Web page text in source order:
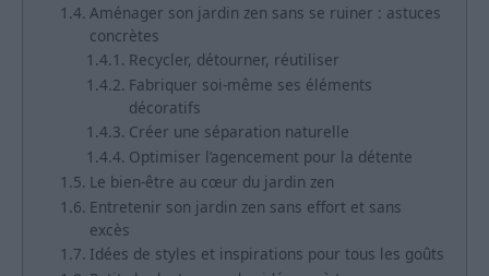
Aménager son jardin zen sans se ruiner : astuces
concrètes
Recycler, détourner, réutiliser
Fabriquer soi-même ses éléments
décoratifs
Créer une séparation naturelle
Optimiser l’agencement pour la détente
Le bien-être au cœur du jardin zen
Entretenir son jardin zen sans effort et sans
excès
Idées de styles et inspirations pour tous les goûts